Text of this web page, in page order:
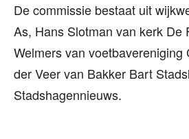
De commissie bestaat uit
As, Hans Slotman van kerk De
Welmers van voetbavereniging
der Veer van Bakker Bart
Stadshagennieuws.